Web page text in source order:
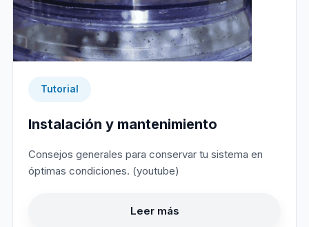
Tutorial
Instalación y mantenimiento
Consejos generales para conservar tu sistema en
óptimas condiciones. (youtube)
Leer más